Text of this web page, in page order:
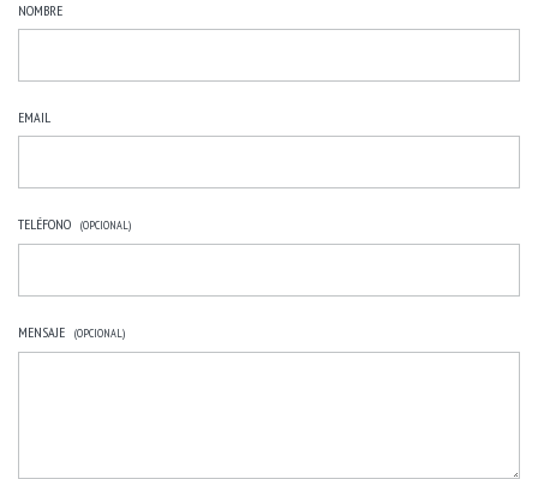
NOMBRE
EMAIL
TELÉFONO (OPCIONAL)
MENSAJE (OPCIONAL)